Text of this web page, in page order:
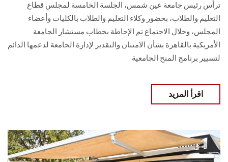
ترأس رئيس جامعة عين شمس، الجلسة الخامسة ‏لمجلس قطاع
التعليم والطلاب، بحضور وكلاء التعليم والطلاب ‏بالكليات وأعضاء
المجلس‎، وخلال الاجتماع تم الإحاطة بخطاب مستشار الجامعة
الأمريكية بالقاهرة بشأن الامتنان والتقدير لإدارة الجامعة لدعمها الدائم
لتسيير برنامج المنح الجامعية ‏
اقرأ المزيد